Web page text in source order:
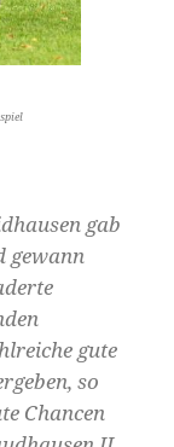
gab
gewann
gute
so
Chancen